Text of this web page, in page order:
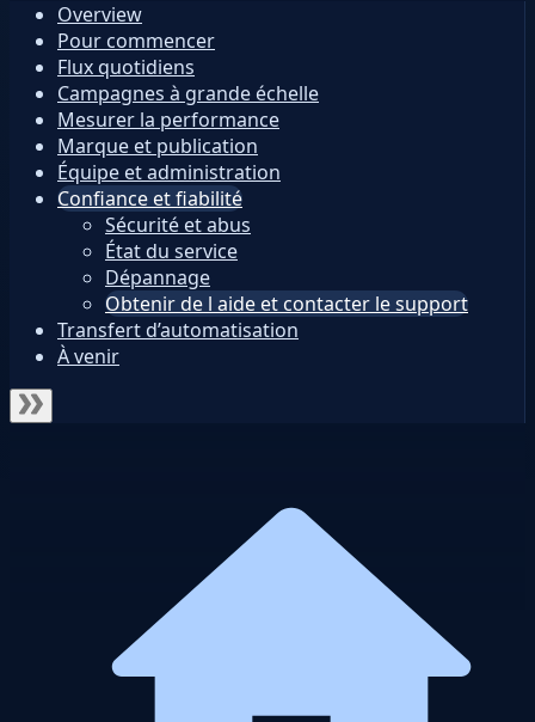
Overview
Pour commencer
Flux quotidiens
Campagnes à grande échelle
Mesurer la performance
Marque et publication
Équipe et administration
Confiance et fiabilité
Sécurité et abus
État du service
Dépannage
Obtenir de l aide et contacter le support
Transfert d’automatisation
À venir